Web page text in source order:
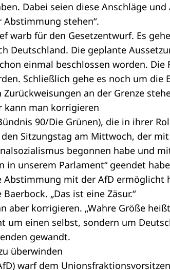
Dabei seien diese Anschläge
stehen“.
warb für den Gesetzentwurf. Es
Deutschland. Die geplante
einmal beschlossen worden.
Schließlich gehe es noch um
an der Grenze
kann man korrigieren
90/Die Grünen), die in ihrer
Sitzungstag am Mittwoch, der
begonnen habe und
in unserem Parlament“ geendet
Abstimmung mit der AfD ermöglicht
„Das ist eine Zäsur.“
aber korrigieren. „Wahre Größe
um einen selbst, sondern um
gewandt.
überwinden
warf dem